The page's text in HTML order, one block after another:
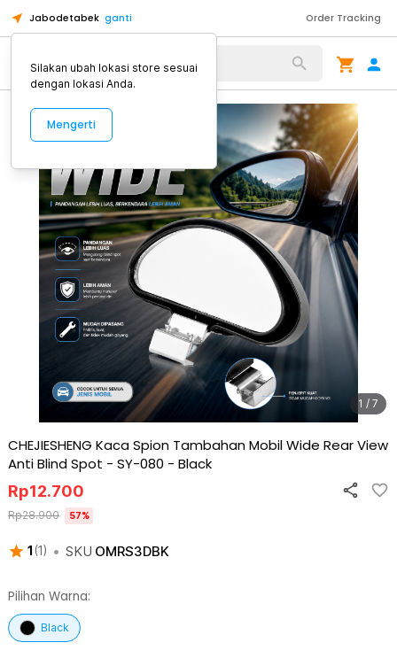
Jabodetabek ganti Order Tracking
Alat Kopi
1 / 7
CHEJIESHENG Kaca Spion Tambahan Mobil Wide Rear View
Anti Blind Spot - SY-080 - Black
1 (1 ) • SKU OMRS3DBK
Rp12.700
Rp28.900 57%
Pilihan Warna:
Black
Silakan ubah lokasi store sesuai
dengan lokasi Anda.
Mengerti